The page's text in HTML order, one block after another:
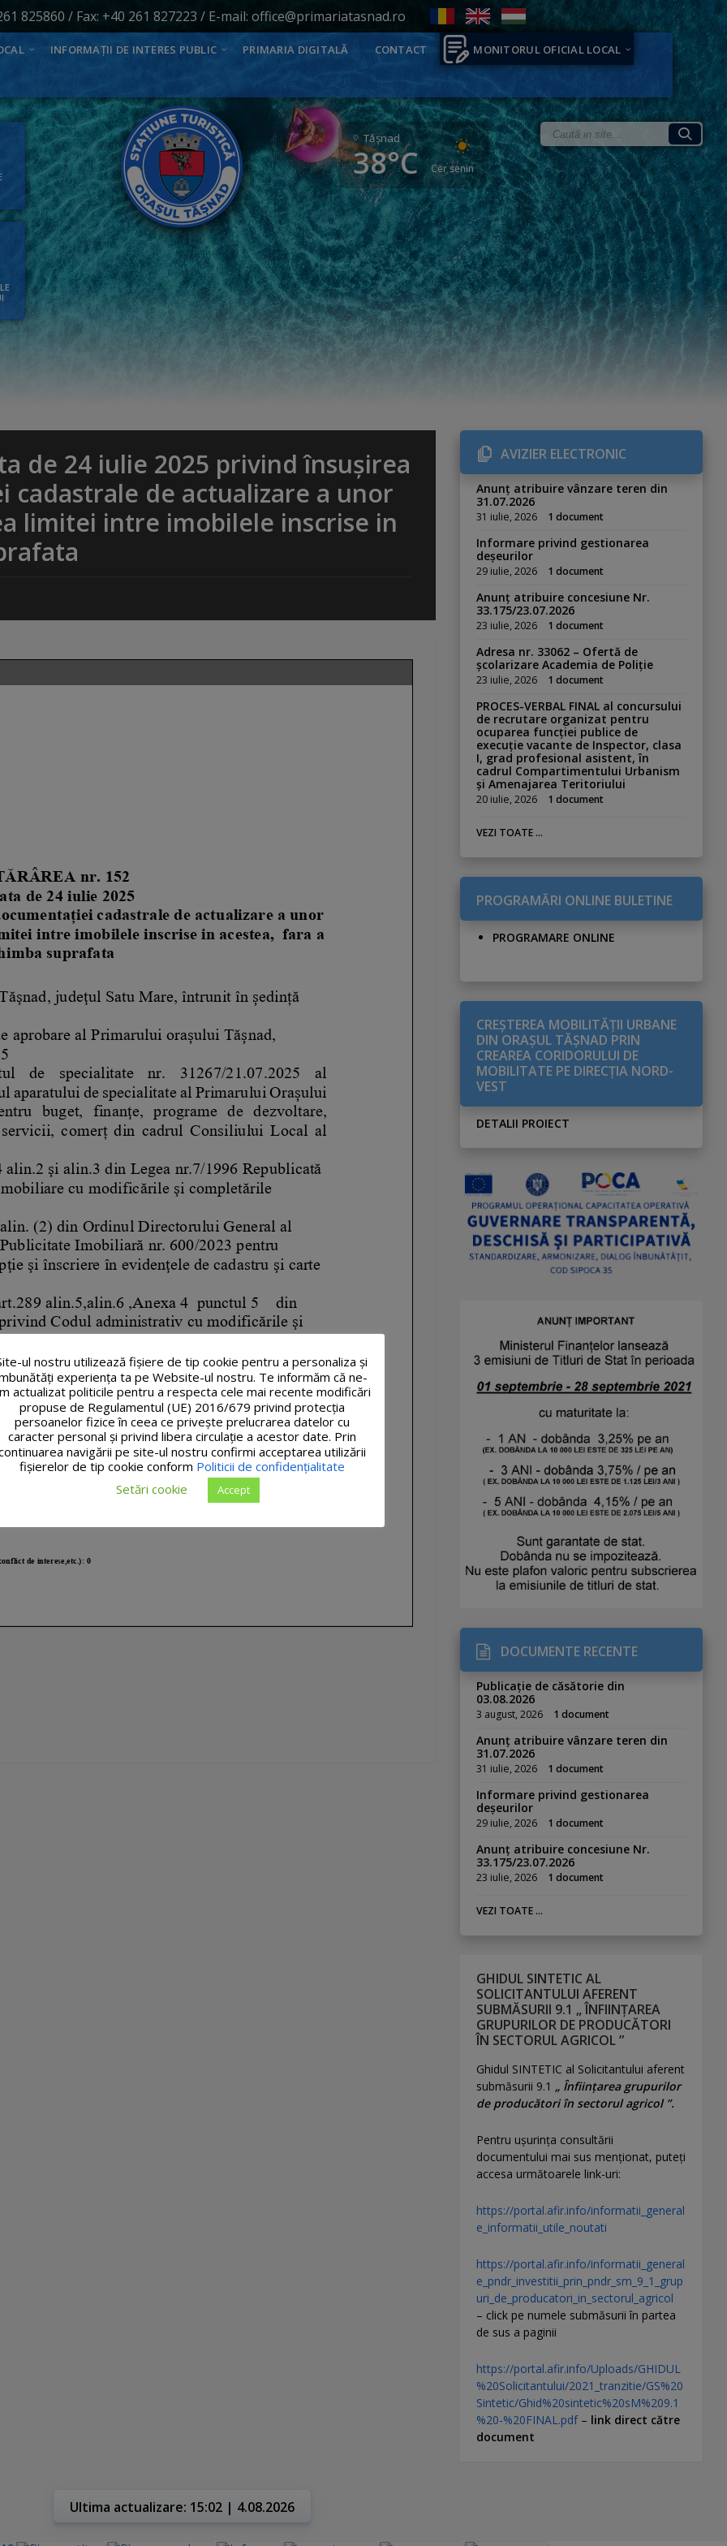
825860 / Fax: +40 261 827223 / E-mail: office@primariatasnad.ro
INFORMAȚII DE INTERES PUBLIC PRIMARIA DIGITALĂ CONTACT MONITORUL OFICIAL LOCAL
Tăşnad
38°C Cer senin
de 24 iulie 2025 privind însușirea
de actualizare a unor
limitei intre imobilele inscrise in
AVIZIER ELECTRONIC
Anunț atribuire vânzare teren din
31.07.2026
31 iulie, 2026 1 document
Informare privind gestionarea
deșeurilor
29 iulie, 2026 1 document
Anunț atribuire concesiune Nr.
33.175/23.07.2026
23 iulie, 2026 1 document
Adresa nr. 33062 – Ofertă de
școlarizare Academia de Poliție
23 iulie, 2026 1 document
PROCES-VERBAL FINAL al concursului
de recrutare organizat pentru
ocuparea funcției publice de
execuție vacante de Inspector, clasa
I, grad profesional asistent, în
cadrul Compartimentului Urbanism
și Amenajarea Teritoriului
20 iulie, 2026 1 document
VEZI TOATE ...
PROGRAMĂRI ONLINE BULETINE
PROGRAMARE ONLINE
CREŞTEREA MOBILITĂŢII URBANE
DIN ORAŞUL TĂŞNAD PRIN
CREAREA CORIDORULUI DE
MOBILITATE PE DIRECŢIA NORD-
VEST
DETALII PROIECT
DOCUMENTE RECENTE
Publicație de căsătorie din
03.08.2026
3 august, 2026 1 document
Anunț atribuire vânzare teren din
31.07.2026
31 iulie, 2026 1 document
Informare privind gestionarea
deșeurilor
29 iulie, 2026 1 document
Anunț atribuire concesiune Nr.
33.175/23.07.2026
23 iulie, 2026 1 document
VEZI TOATE ...
GHIDUL SINTETIC AL
SOLICITANTULUI AFERENT
SUBMĂSURII 9.1 „ ÎNFIINȚAREA
GRUPURILOR DE PRODUCĂTORI
ÎN SECTORUL AGRICOL ”
Ghidul SINTETIC al Solicitantului aferent
submăsurii 9.1 „ Înființarea grupurilor
de producători în sectorul agricol ”.
Pentru uşurinţa consultării
documentului mai sus menţionat, puteţi
accesa următoarele link-uri:
https://portal.afir.info/informatii_general
e_informatii_utile_noutati
https://portal.afir.info/informatii_general
e_pndr_investitii_prin_pndr_sm_9_1_grup
uri_de_producatori_in_sectorul_agricol
– click pe numele submăsurii în partea
de sus a paginii
https://portal.afir.info/Uploads/GHIDUL
%20Solicitantului/2021_tranzitie/GS%20
Sintetic/Ghid%20sintetic%20sM%209.1
%20-%20FINAL.pdf– link direct către
document
Ultima actualizare: 15:02 | 4.08.2026
ul nostru utilizează fişiere de tip cookie pentru a personaliza și
experiența ta pe Website-ul nostru. Te informăm că ne-
actualizat politicile pentru a respecta cele mai recente modificări
propuse de Regulamentul (UE) 2016/679 privind protecția
persoanelor fizice în ceea ce privește prelucrarea datelor cu
caracter personal și privind libera circulație a acestor date. Prin
navigării pe site-ul nostru confirmi acceptarea utilizării
fişierelor de tip cookie conform Politicii de confidențialitate
Setări cookie
Accept